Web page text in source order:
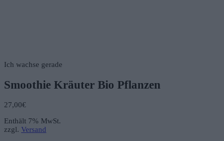
Ich wachse gerade
Smoothie Kräuter Bio Pflanzen
27,00€
Enthält 7% MwSt.
zzgl. Versand